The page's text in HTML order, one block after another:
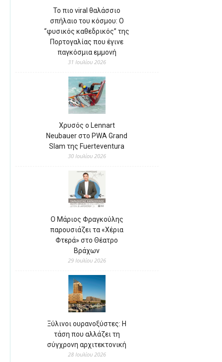
Το πιο viral θαλάσσιο
σπήλαιο του κόσμου: Ο
“φυσικός καθεδρικός” της
Πορτογαλίας που έγινε
παγκόσμια εμμονή
31 Ιουλίου 2026
Χρυσός ο Lennart
Neubauer στο PWA Grand
Slam της Fuerteventura
30 Ιουλίου 2026
Ο Μάριος Φραγκούλης
παρουσιάζει τα «Χέρια
Φτερά» στο Θέατρο
Βράχων
29 Ιουλίου 2026
Ξύλινοι ουρανοξύστες: Η
τάση που αλλάζει τη
σύγχρονη αρχιτεκτονική
28 Ιουλίου 2026